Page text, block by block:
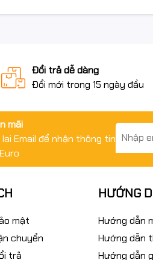
#BrotherTank #Refill
#MucDye #FullVAT
Đổi trả dễ dàng
Đổi mới trong 15 ngày đầu
mãi
Email để nhận thông tin
mật
chuyển
trả
HƯỚNG
Hướng dẫn
Hướng dẫn
Hướng dẫn